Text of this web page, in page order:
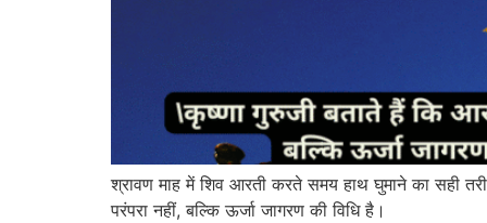
श्रावण माह में शिव आरती करते समय हाथ घुमाने का सही
परंपरा नहीं, बल्कि ऊर्जा जागरण की विधि है।